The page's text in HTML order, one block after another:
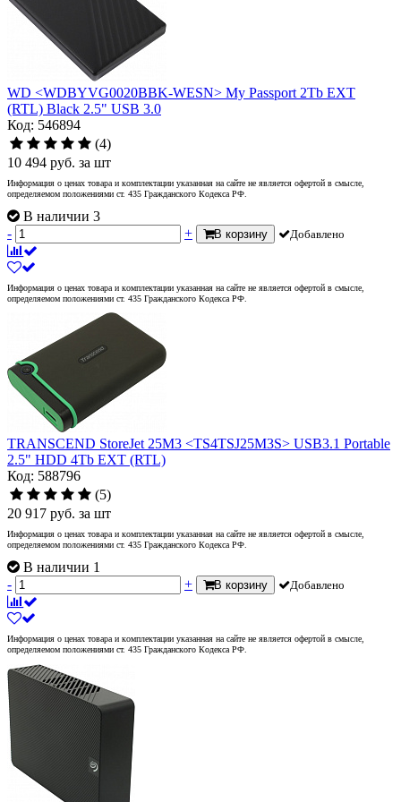
WD <WDBYVG0020BBK-WESN> My Passport 2Tb EXT
(RTL) Black 2.5" USB 3.0
Код: 546894
(4)
10 494 руб. за шт
Информация о ценах товара и комплектации указанная на сайте не является офертой в смысле,
определяемом положениями ст. 435 Гражданского Кодекса РФ.
В наличии 3
-
+ В корзину Добавлено
Информация о ценах товара и комплектации указанная на сайте не является офертой в смысле,
определяемом положениями ст. 435 Гражданского Кодекса РФ.
TRANSCEND StoreJet 25M3 <TS4TSJ25M3S> USB3.1 Portable
2.5" HDD 4Tb EXT (RTL)
Код: 588796
(5)
20 917 руб. за шт
Информация о ценах товара и комплектации указанная на сайте не является офертой в смысле,
определяемом положениями ст. 435 Гражданского Кодекса РФ.
В наличии 1
-
+ В корзину Добавлено
Информация о ценах товара и комплектации указанная на сайте не является офертой в смысле,
определяемом положениями ст. 435 Гражданского Кодекса РФ.